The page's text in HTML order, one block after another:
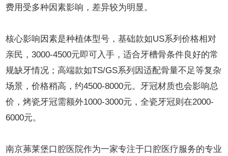
费用受多种因素影响，差异较为明显。
核心影响因素是种植体型号，基础款如US系列价格相对
亲民，3000-4500元即可入手，适合牙槽骨条件良好的常
规缺牙情况；高端款如TS/GS系列因适配骨量不足等复杂
场景，价格稍高，约4500-8000元。牙冠材质也会影响总
价，烤瓷牙冠需额外1000-3000元，全瓷牙冠则在2000-
6000元。
南京茀莱堡口腔医院作为一家专注于口腔医疗服务的专业